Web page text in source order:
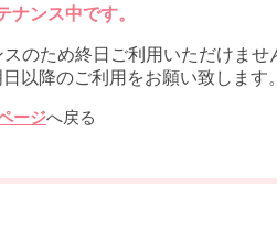
ナンス中です。
のため終日ご利用いただけませ
以降のご利用をお願い致します
ージへ戻る